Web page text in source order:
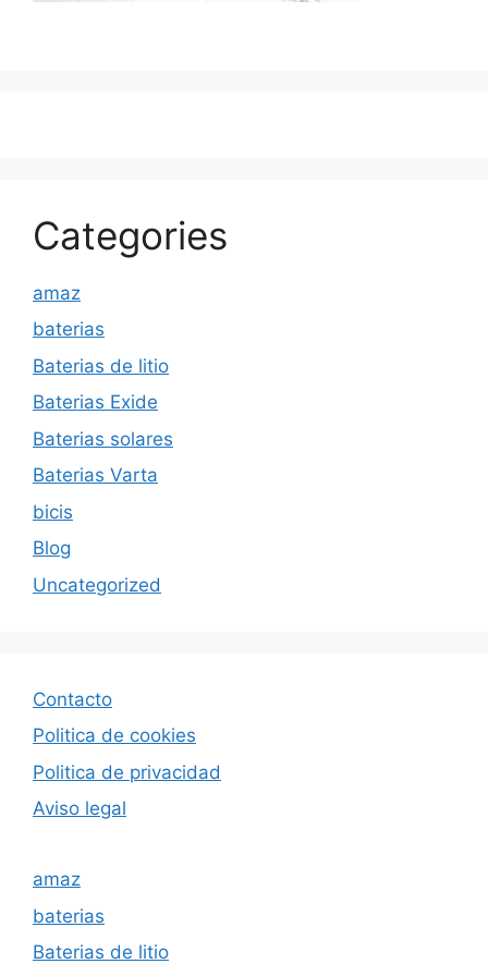
Categories
amaz
baterias
Baterias de litio
Baterias Exide
Baterias solares
Baterias Varta
bicis
Blog
Uncategorized
Contacto
Politica de cookies
Politica de privacidad
Aviso legal
amaz
baterias
Baterias de litio